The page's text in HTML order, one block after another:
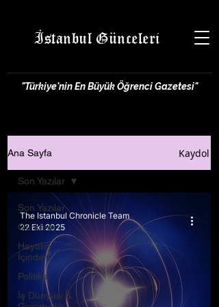
İstanbul Günceleri
"Türkiye'nin En Büyük Öğrenci Gazetesi"
Ana Sayfa Kaydol
Son Yazılar
Gündem
Hayatın
İçinden
Politika
İş Dünyası &
Son Yazılar
The Istanbul Chronicle Team
22 Eki 2025